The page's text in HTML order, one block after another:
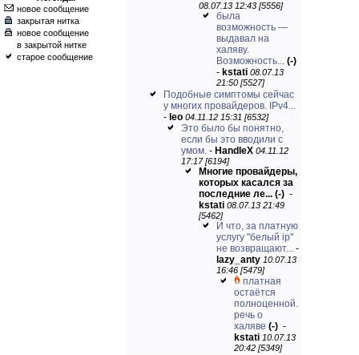
новое сообщение
закрытая нитка
новое сообщение
в закрытой нитке
старое сообщение
08.07.13 12:43 [5556]
была
возможность —
выдавал на
халяву.
Возможность... (-)
- kstati 08.07.13
21:50 [5527]
Подобные симптомы сейчас
у многих провайдеров. IPv4...
- leo 04.11.12 15:31 [6532]
Это было бы понятно,
если бы это вводили с
умом. - HandleX 04.11.12
17:17 [6194]
Многие провайдеры,
которых касался за
последние ле... (-) -
kstati 08.07.13 21:49
[5462]
И что, за платную
услугу "белый ip"
не возвращают... -
lazy_anty 10.07.13
16:46 [5479]
платная
остаётся
полноценной.
речь о
халяве (-) -
kstati 10.07.13
20:42 [5349]